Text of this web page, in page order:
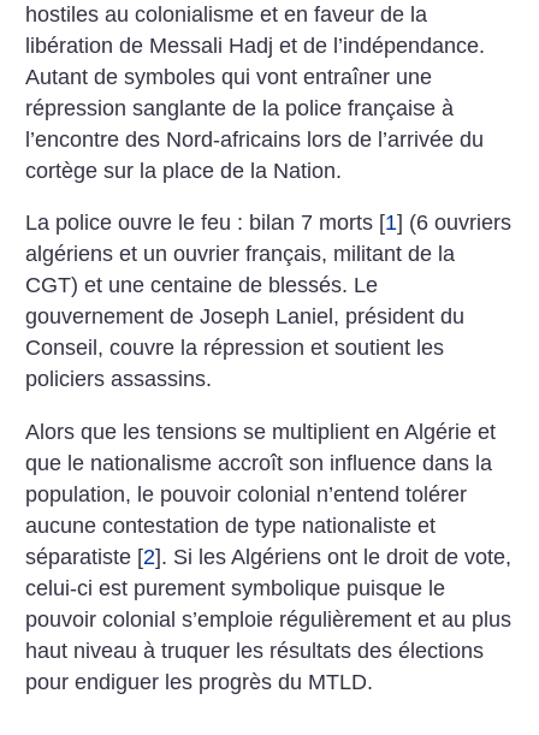
hostiles au colonialisme et en faveur de la
libération de Messali Hadj et de l’indépendance.
Autant de symboles qui vont entraîner une
répression sanglante de la police française à
l’encontre des Nord-africains lors de l’arrivée du
cortège sur la place de la Nation.
La police ouvre le feu : bilan 7 morts [1] (6 ouvriers
algériens et un ouvrier français, militant de la
CGT) et une centaine de blessés. Le
gouvernement de Joseph Laniel, président du
Conseil, couvre la répression et soutient les
policiers assassins.
Alors que les tensions se multiplient en Algérie et
que le nationalisme accroît son influence dans la
population, le pouvoir colonial n’entend tolérer
aucune contestation de type nationaliste et
séparatiste [2]. Si les Algériens ont le droit de vote,
celui-ci est purement symbolique puisque le
pouvoir colonial s’emploie régulièrement et au plus
haut niveau à truquer les résultats des élections
pour endiguer les progrès du MTLD.